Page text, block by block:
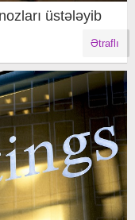
üstələyib
Ətraflı